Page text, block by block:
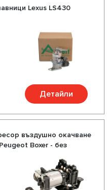
Lexus LS430
Детайли
въздушно окачване
Boxer - без